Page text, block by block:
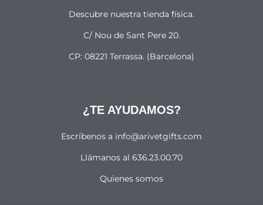
Descubre nuestra tienda física.
C/ Nou de Sant Pere 20.
CP: 08221 Terrassa. (Barcelona)
¿TE AYUDAMOS?
Escríbenos a info@arivetgifts.com
Llámanos al 636.23.00.70
Quienes somos